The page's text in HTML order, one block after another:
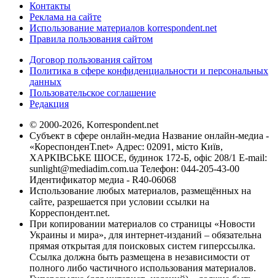
Контакты
Реклама на сайте
Использование материалов korrespondent.net
Правила пользования сайтом
Договор пользования сайтом
Политика в сфере конфиденциальности и персональных
данных
Пользовательское соглашение
Редакция
© 2000-2026, Korrespondent.net
Субъект в сфере онлайн-медиа Название онлайн-медиа -
«КореспонденТ.net» Адрес: 02091, місто Київ,
ХАРКІВСЬКЕ ШОСЕ, будинок 172-Б, офіс 208/1 E-mail:
sunlight@mediadim.com.ua Телефон: 044-205-43-00
Идентификатор медиа - R40-06068
Использование любых материалов, размещённых на
сайте, разрешается при условии ссылки на
Корреспондент.net.
При копировании материалов со страницы «Новости
Украины и мира», для интернет-изданий – обязательна
прямая открытая для поисковых систем гиперссылка.
Ссылка должна быть размещена в независимости от
полного либо частичного использования материалов.